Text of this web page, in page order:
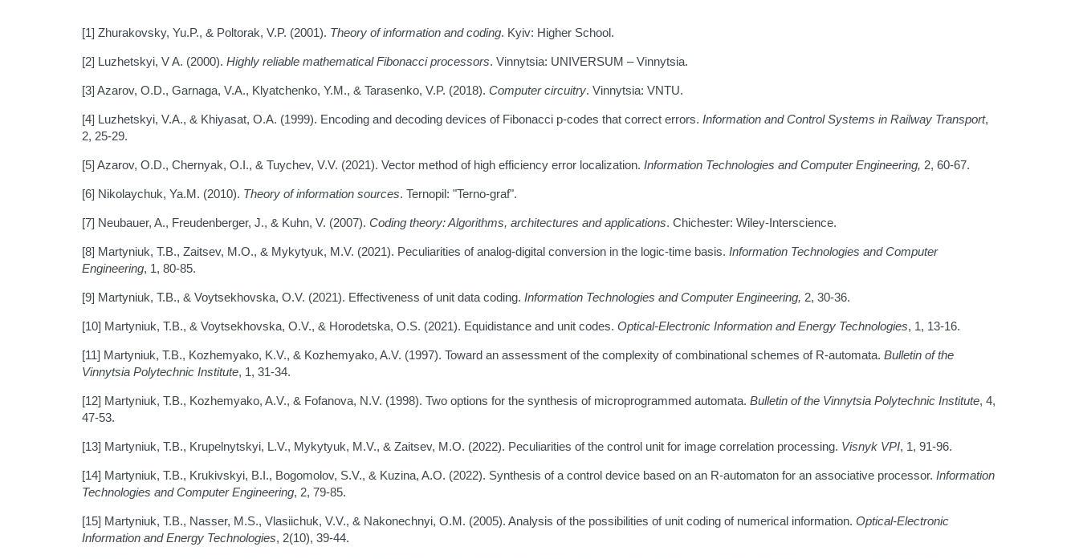
[1] Zhurakovsky, Yu.P., & Poltorak, V.P. (2001). Theory of information and coding. Kyiv: Higher School.
[2] Luzhetskyi, V A. (2000). Highly reliable mathematical Fibonacci processors. Vinnytsia: UNIVERSUM – Vinnytsia.
[3] Azarov, O.D., Garnaga, V.A., Klyatchenko, Y.M., & Tarasenko, V.P. (2018). Computer circuitry. Vinnytsia: VNTU.
[4] Luzhetskyi, V.A., & Khiyasat, O.A. (1999). Encoding and decoding devices of Fibonacci p-codes that correct errors. Information and Control Systems in Railway Transport,
2, 25-29.
[5] Azarov, O.D., Chernyak, O.I., & Tuychev, V.V. (2021). Vector method of high efficiency error localization. Information Technologies and Computer Engineering, 2, 60-67.
[6] Nikolaychuk, Ya.M. (2010). Theory of information sources. Ternopil: "Terno-graf".
[7] Neubauer, A., Freudenberger, J., & Kuhn, V. (2007). Coding theory: Algorithms, architectures and applications. Chichester: Wiley-Interscience.
[8] Martyniuk, T.B., Zaitsev, M.O., & Mykytyuk, M.V. (2021). Peculiarities of analog-digital conversion in the logic-time basis. Information Technologies and Computer
Engineering, 1, 80-85.
[9] Martyniuk, T.B., & Voytsekhovska, O.V. (2021). Effectiveness of unit data coding. Information Technologies and Computer Engineering, 2, 30-36.
[10] Martyniuk, T.B., & Voytsekhovska, O.V., & Horodetska, O.S. (2021). Equidistance and unit codes. Optical-Electronic Information and Energy Technologies, 1, 13-16.
[11] Martyniuk, T.B., Kozhemyako, K.V., & Kozhemyako, A.V. (1997). Toward an assessment of the complexity of combinational schemes of R-automata. Bulletin of the
Vinnytsia Polytechnic Institute, 1, 31-34.
[12] Martyniuk, T.B., Kozhemyako, A.V., & Fofanova, N.V. (1998). Two options for the synthesis of microprogrammed automata. Bulletin of the Vinnytsia Polytechnic Institute, 4,
47-53.
[13] Martyniuk, T.B., Krupelnytskyi, L.V., Mykytyuk, M.V., & Zaitsev, M.O. (2022). Peculiarities of the control unit for image correlation processing. Visnyk VPI, 1, 91-96.
[14] Martyniuk, T.B., Krukivskyi, B.I., Bogomolov, S.V., & Kuzina, A.O. (2022). Synthesis of a control device based on an R-automaton for an associative processor. Information
Technologies and Computer Engineering, 2, 79-85.
[15] Martyniuk, T.B., Nasser, M.S., Vlasiichuk, V.V., & Nakonechnyi, O.M. (2005). Analysis of the possibilities of unit coding of numerical information. Optical-Electronic
Information and Energy Technologies, 2(10), 39-44.